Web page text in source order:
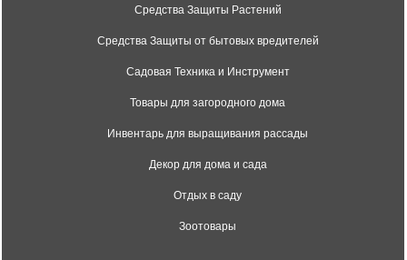
Средства Защиты Растений
Средства Защиты от бытовых вредителей
Садовая Техника и Инструмент
Товары для загородного дома
Инвентарь для выращивания рассады
Декор для дома и сада
Отдых в саду
Зоотовары